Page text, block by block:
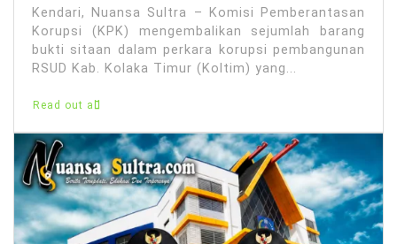
Kendari, Nuansa Sultra – Komisi Pemberantasan
Korupsi (KPK) mengembalikan sejumlah barang
bukti sitaan dalam perkara korupsi pembangunan
RSUD Kab. Kolaka Timur (Koltim) yang...
Read out all